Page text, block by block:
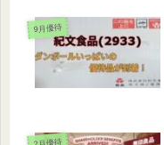
9月優待
2月優待